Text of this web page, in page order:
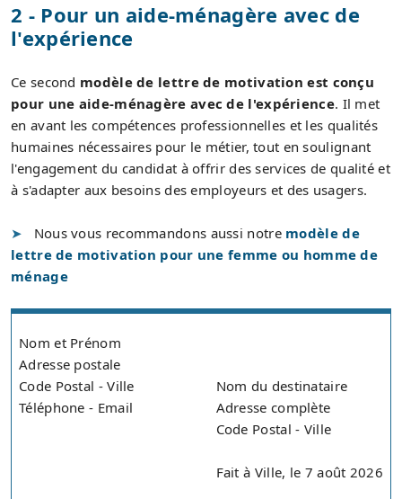
2 - Pour un aide-ménagère avec de
l'expérience
Ce second modèle de lettre de motivation est conçu
pour une aide-ménagère avec de l'expérience. Il met
en avant les compétences professionnelles et les qualités
humaines nécessaires pour le métier, tout en soulignant
l'engagement du candidat à offrir des services de qualité et
à s'adapter aux besoins des employeurs et des usagers.
Nous vous recommandons aussi notre modèle de
lettre de motivation pour une femme ou homme de
ménage
Nom et Prénom
Adresse postale
Code Postal - Ville
Téléphone - Email
Nom du destinataire
Adresse complète
Code Postal - Ville
Fait à Ville, le 7 août 2026